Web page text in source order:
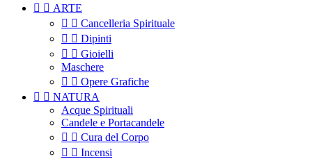
  ARTE
  Cancelleria Spirituale
  Dipinti
  Gioielli
Maschere
  Opere Grafiche
  NATURA
Acque Spirituali
Candele e Portacandele
  Cura del Corpo
  Incensi